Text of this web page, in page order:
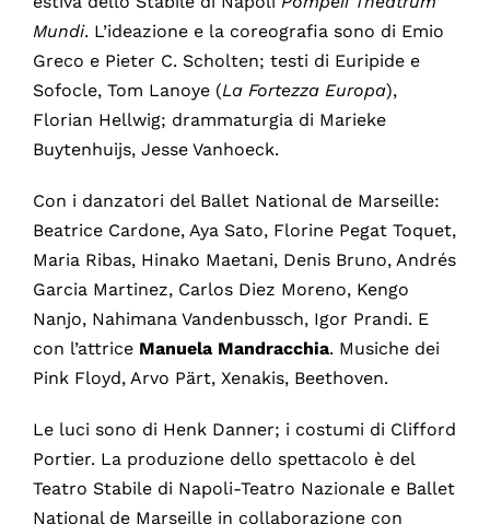
Mundi. L’ideazione e la coreografia sono di Emio
Greco e Pieter C. Scholten; testi di Euripide e
Sofocle, Tom Lanoye (La Fortezza Europa),
Florian Hellwig; drammaturgia di Marieke
Buytenhuijs, Jesse Vanhoeck.
Con i danzatori del Ballet National de Marseille:
Beatrice Cardone, Aya Sato, Florine Pegat Toquet,
Maria Ribas, Hinako Maetani, Denis Bruno, Andrés
Garcia Martinez, Carlos Diez Moreno, Kengo
Nanjo, Nahimana Vandenbussch, Igor Prandi. E
con l’attrice Manuela Mandracchia. Musiche dei
Pink Floyd, Arvo Pärt, Xenakis, Beethoven.
Le luci sono di Henk Danner; i costumi di Clifford
Portier. La produzione dello spettacolo è del
Teatro Stabile di Napoli-Teatro Nazionale e Ballet
National de Marseille in collaborazione con